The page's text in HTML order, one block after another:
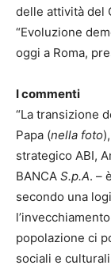
delle attività del
“Evoluzione
oggi a Roma,
I commenti
“La transizione
Papa (nella foto
strategico ABI,
BANCA S.p.A. –
secondo una
popolazione ci
sociali e